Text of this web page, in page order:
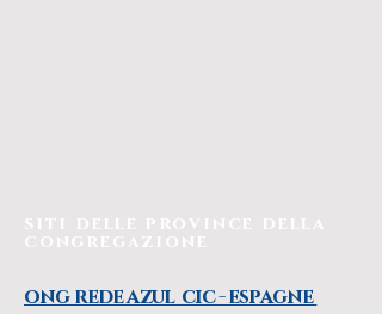
siti delle province della
congregazione
ong rede azul cic - espagne